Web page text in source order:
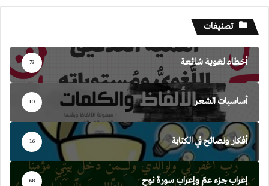
تصنيفات
أخطاء لغوية شائعة 73
أساسيات الشعر 10
أفكار ونصائح في الكتابة 16
إعراب جزء عمّ وإعراب سورة نوح 68